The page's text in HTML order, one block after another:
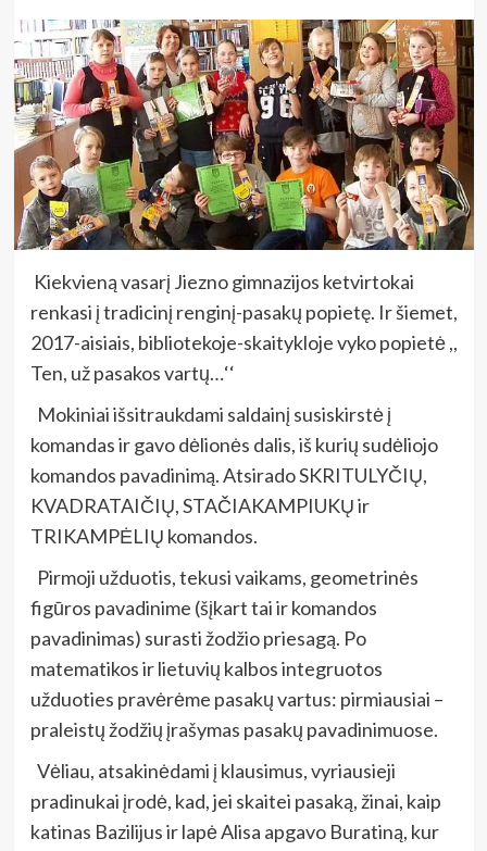
Kiekvieną vasarį Jiezno gimnazijos ketvirtokai
renkasi į tradicinį renginį-pasakų popietę. Ir šiemet,
2017-aisiais, bibliotekoje-skaitykloje vyko popietė ,,
Ten, už pasakos vartų…‘‘
Mokiniai išsitraukdami saldainį susiskirstė į
komandas ir gavo dėlionės dalis, iš kurių sudėliojo
komandos pavadinimą. Atsirado SKRITULYČIŲ,
KVADRATAIČIŲ, STAČIAKAMPIUKŲ ir
TRIKAMPĖLIŲ komandos.
Pirmoji užduotis, tekusi vaikams, geometrinės
figūros pavadinime (šįkart tai ir komandos
pavadinimas) surasti žodžio priesagą. Po
matematikos ir lietuvių kalbos integruotos
užduoties pravėrėme pasakų vartus: pirmiausiai –
praleistų žodžių įrašymas pasakų pavadinimuose.
Vėliau, atsakinėdami į klausimus, vyriausieji
pradinukai įrodė, kad, jei skaitei pasaką, žinai, kaip
katinas Bazilijus ir lapė Alisa apgavo Buratiną, kur